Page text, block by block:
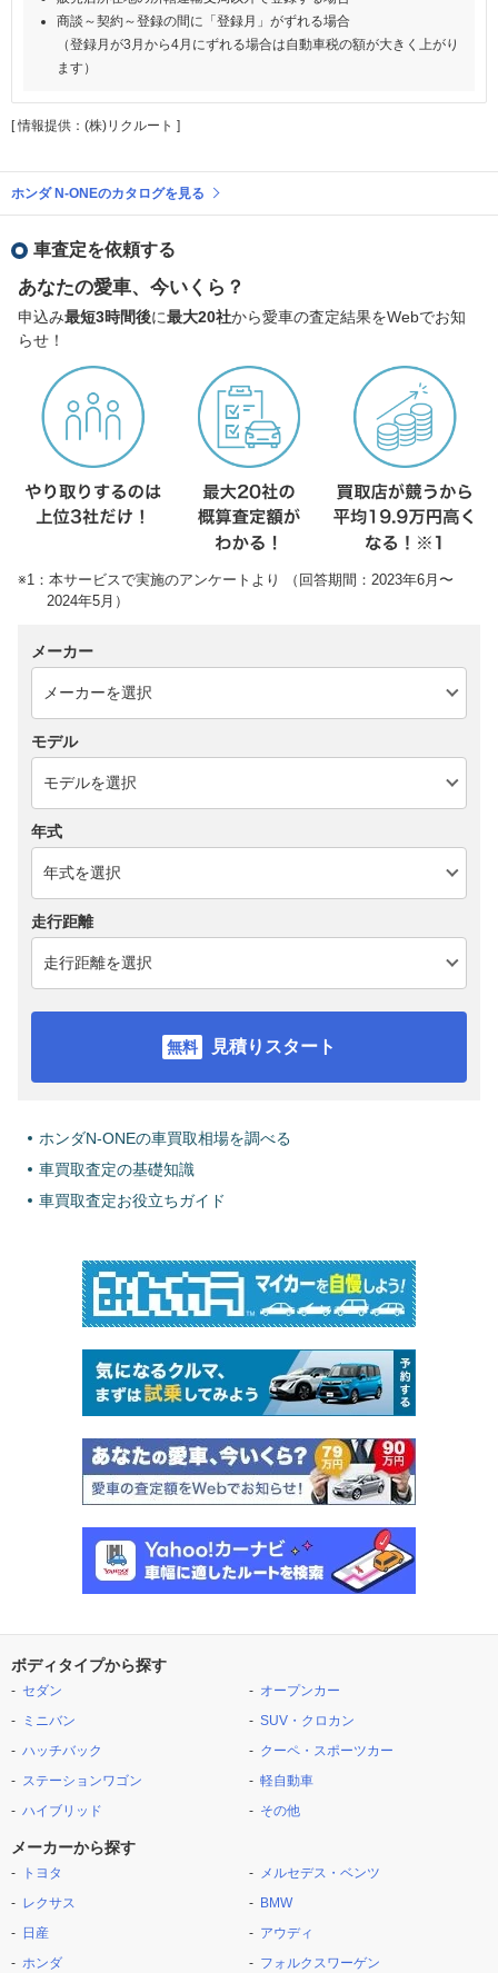
商談～契約～登録の間に「登録月」がずれる場合
（登録月が3月から4月にずれる場合は自動車税の額が大きく上がり
ます）
[ 情報提供：(株)リクルート ]
ホンダ N-ONEのカタログを見る
車査定を依頼する
あなたの愛車、今いくら？
申込み最短3時間後に最大20社から愛車の査定結果をWebでお知
らせ！
※1：本サービスで実施のアンケートより （回答期間：2023年6月〜
2024年5月）
メーカー
モデル
年式
走行距離
見積りスタート
ホンダN-ONEの車買取相場を調べる
車買取査定の基礎知識
車買取査定お役立ちガイド
ボディタイプから探す
セダン
ミニバン
ハッチバック
ステーションワゴン
ハイブリッド
オープンカー
SUV・クロカン
クーペ・スポーツカー
軽自動車
その他
メーカーから探す
トヨタ
レクサス
日産
ホンダ
メルセデス・ベンツ
BMW
アウディ
フォルクスワーゲン